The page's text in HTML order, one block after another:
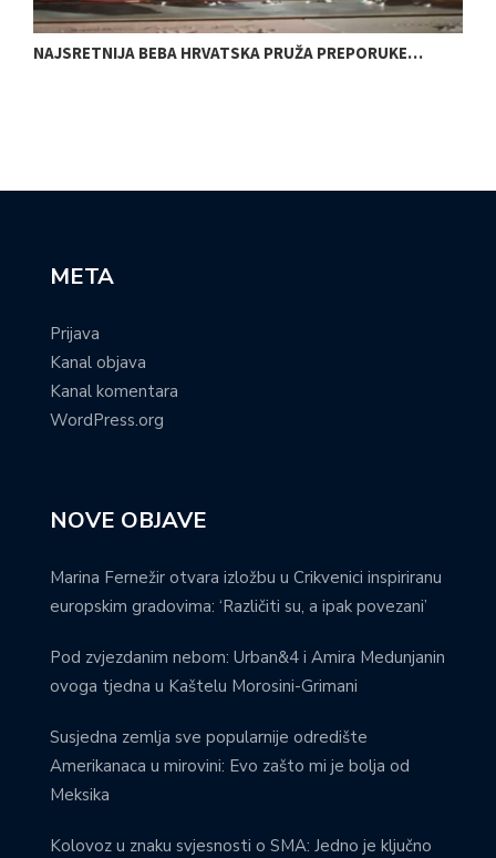
NAJSRETNIJA BEBA HRVATSKA PRUŽA PREPORUKE…
META
Prijava
Kanal objava
Kanal komentara
WordPress.org
NOVE OBJAVE
Marina Fernežir otvara izložbu u Crikvenici inspiriranu
europskim gradovima: ‘Različiti su, a ipak povezani’
Pod zvjezdanim nebom: Urban&4 i Amira Medunjanin
ovoga tjedna u Kaštelu Morosini-Grimani
Susjedna zemlja sve popularnije odredište
Amerikanaca u mirovini: Evo zašto mi je bolja od
Meksika
Kolovoz u znaku svjesnosti o SMA: Jedno je ključno